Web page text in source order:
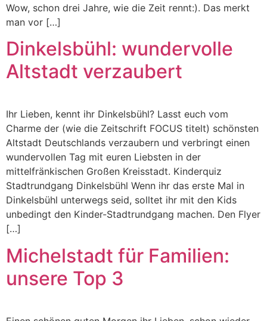
Wow, schon drei Jahre, wie die Zeit rennt:). Das merkt
man vor […]
Dinkelsbühl: wundervolle
Altstadt verzaubert
Ihr Lieben, kennt ihr Dinkelsbühl? Lasst euch vom
Charme der (wie die Zeitschrift FOCUS titelt) schönsten
Altstadt Deutschlands verzaubern und verbringt einen
wundervollen Tag mit euren Liebsten in der
mittelfränkischen Großen Kreisstadt. Kinderquiz
Stadtrundgang Dinkelsbühl Wenn ihr das erste Mal in
Dinkelsbühl unterwegs seid, solltet ihr mit den Kids
unbedingt den Kinder-Stadtrundgang machen. Den Flyer
[…]
Michelstadt für Familien:
unsere Top 3